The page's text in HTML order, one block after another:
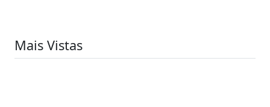
Mais Vistas